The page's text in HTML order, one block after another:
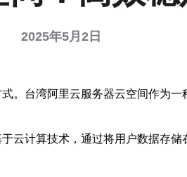
2025年5月2日
。台湾阿里云服务器云空间作为
计算技术，通过将用户数据存储